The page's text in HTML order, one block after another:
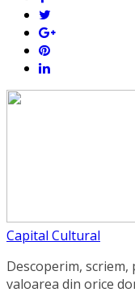
Capital Cultural
Descoperim, scriem,
valoarea din orice